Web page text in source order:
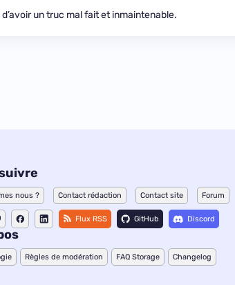
un truc mal fait et inmaintenable.
nous ? Contact rédaction Contact site Forum
Flux RSS GitHub Discord
Règles de modération FAQ Storage Changelog